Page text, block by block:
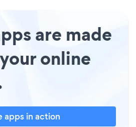
are made
online
apps in action